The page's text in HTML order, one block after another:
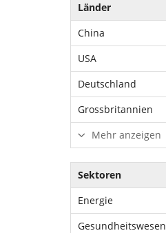
Länder
China
USA
Deutschland
Grossbritannien
Mehr anzeigen
Sektoren
Energie
Gesundheitswesen